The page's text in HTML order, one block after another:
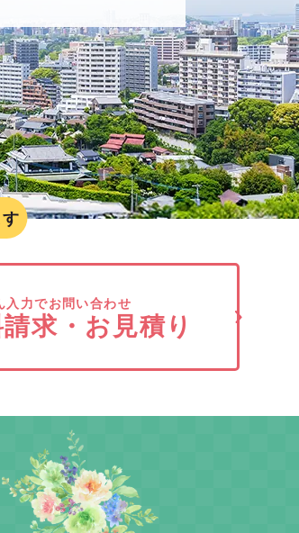
入力でお問い合わせ
求・お見積り